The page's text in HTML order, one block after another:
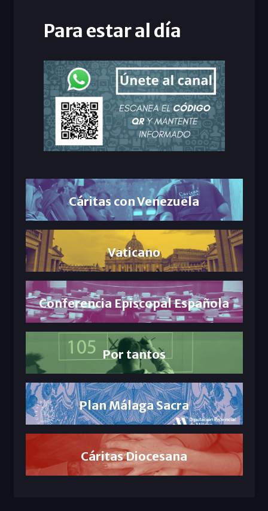
Para estar al día
Cáritas con Venezuela
Vaticano
Conferencia Episcopal Española
Por tantos
Plan Málaga Sacra
Cáritas Diocesana